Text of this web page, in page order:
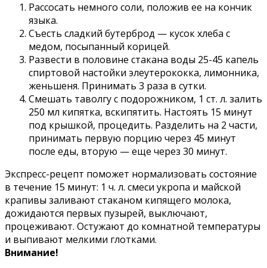
Рассосать немного соли, положив ее на кончик
языка.
Съесть сладкий бутерброд — кусок хлеба с
медом, посыпанный корицей.
Развести в половине стакана воды 25-45 капель
спиртовой настойки элеутерококка, лимонника,
женьшеня. Принимать 3 раза в сутки.
Смешать таволгу с подорожником, 1 ст. л. залить
250 мл кипятка, вскипятить. Настоять 15 минут
под крышкой, процедить. Разделить на 2 части,
принимать первую порцию через 45 минут
после еды, вторую — еще через 30 минут.
Экспресс-рецепт поможет нормализовать состояние
в течение 15 минут: 1 ч. л. смеси укропа и майской
крапивы заливают стаканом кипящего молока,
дожидаются первых пузырей, выключают,
процеживают. Остужают до комнатной температуры
и выпивают мелкими глотками.
Внимание!